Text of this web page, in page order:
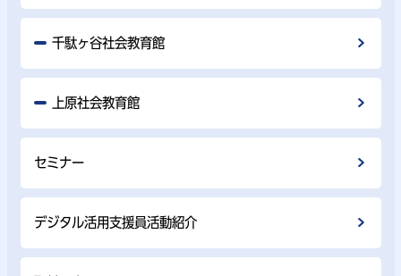
千駄ヶ谷社会教育館
上原社会教育館
セミナー
デジタル活用支援員活動紹介